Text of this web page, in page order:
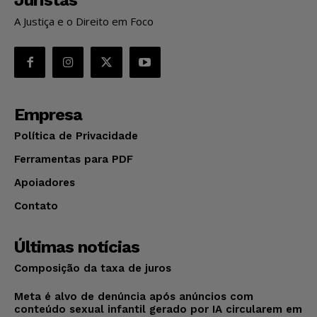
A Justiça e o Direito em Foco
Empresa
Política de Privacidade
Ferramentas para PDF
Apoiadores
Contato
Últimas notícias
Composição da taxa de juros
Meta é alvo de denúncia após anúncios com
conteúdo sexual infantil gerado por IA circularem em